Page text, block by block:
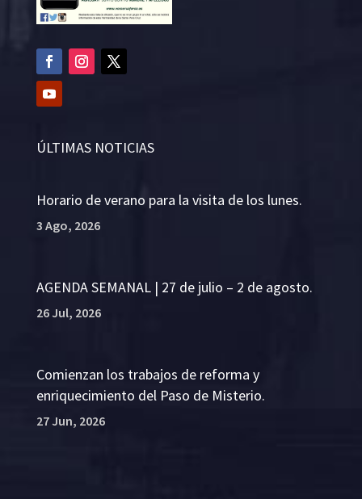
ÚLTIMAS NOTICIAS
Horario de verano para la visita de los lunes.
3 Ago, 2026
AGENDA SEMANAL | 27 de julio – 2 de agosto.
26 Jul, 2026
Comienzan los trabajos de reforma y
enriquecimiento del Paso de Misterio.
27 Jun, 2026